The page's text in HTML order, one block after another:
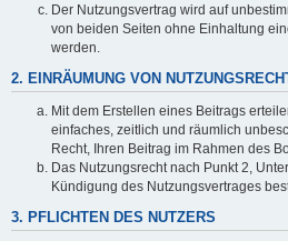
Der Nutzungsvertrag wird auf
von beiden Seiten ohne Einhaltung
werden.
2. EINRÄUMUNG VON
Mit dem Erstellen eines Beitrags
einfaches, zeitlich und räumlich
Recht, Ihren Beitrag im Rahmen des
Das Nutzungsrecht nach Punkt 2,
Kündigung des Nutzungsvertrages
3. PFLICHTEN DES NUTZERS